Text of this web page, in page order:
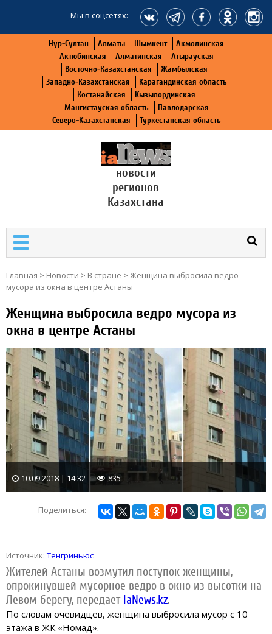
Мы в соцсетях:
Нур-Султан Алматы Шымкент
Акмолинская
Актюбинская
Алматинская
Атырауская
Восточно-Казахстанская
Жамбылская
Западно-Казахстанская
Карагандинская область
Костанайская
Кызылординская
Мангистауская область
Павлодарская
Северо-Казахстанская
Туркестанская область
новости
регионов
Казахстана
Главная > Новости > В стране > Женщина выбросила ведро
мусора из окна в центре Астаны
Женщина выбросила ведро мусора из
окна в центре Астаны
10.09.2018 | 14:32 835
Поделиться:
Источник: Тенгриньюс
Жителей Астаны возмутил поступок женщины,
опрокинувшей мусорное ведро в окно из высотки на
Левом берегу, передает IaNews.kz.
По словам очевидцев, женщина выбросила мусор с 10
этажа в ЖК «Номад».